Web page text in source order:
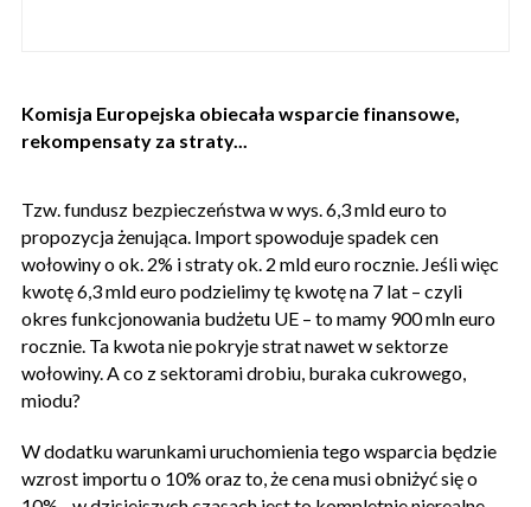
Komisja Europejska obiecała wsparcie finansowe,
rekompensaty za straty...
Tzw. fundusz bezpieczeństwa w wys. 6,3 mld euro to
propozycja żenująca. Import spowoduje spadek cen
wołowiny o ok. 2% i straty ok. 2 mld euro rocznie. Jeśli więc
kwotę 6,3 mld euro podzielimy tę kwotę na 7 lat – czyli
okres funkcjonowania budżetu UE – to mamy 900 mln euro
rocznie. Ta kwota nie pokryje strat nawet w sektorze
wołowiny. A co z sektorami drobiu, buraka cukrowego,
miodu?
W dodatku warunkami uruchomienia tego wsparcia będzie
wzrost importu o 10% oraz to, że cena musi obniżyć się o